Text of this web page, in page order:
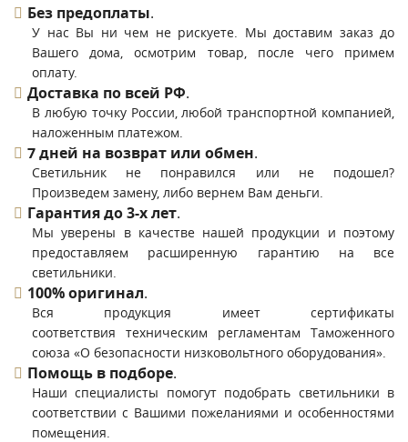
Без предоплаты.
У нас Вы ни чем не рискуете. Мы доставим заказ до
Вашего дома, осмотрим товар, после чего примем
оплату.
Доставка по всей РФ.
В любую точку России, любой транспортной компанией,
наложенным платежом.
7 дней на возврат или обмен.
Светильник не понравился или не подошел?
Произведем замену, либо вернем Вам деньги.
Гарантия до 3-х лет.
Мы уверены в качестве нашей продукции и поэтому
предоставляем расширенную гарантию на все
светильники.
100% оригинал.
Вся продукция имеет сертификаты
соответствия техническим регламентам Таможенного
союза «О безопасности низковольтного оборудования».
Помощь в подборе.
Наши специалисты помогут подобрать светильники в
соответствии с Вашими пожеланиями и особенностями
помещения.